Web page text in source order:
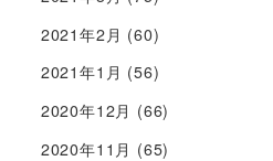
2021年2月 (60)
2021年1月 (56)
2020年12月 (66)
2020年11月 (65)